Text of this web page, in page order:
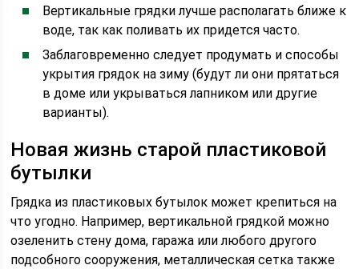
Вертикальные грядки лучше располагать ближе к
воде, так как поливать их придется часто.
Заблаговременно следует продумать и способы
укрытия грядок на зиму (будут ли они прятаться
в доме или укрываться лапником или другие
варианты).
Новая жизнь старой пластиковой
бутылки
Грядка из пластиковых бутылок может крепиться на
что угодно. Например, вертикальной грядкой можно
озеленить стену дома, гаража или любого другого
подсобного сооружения, металлическая сетка также